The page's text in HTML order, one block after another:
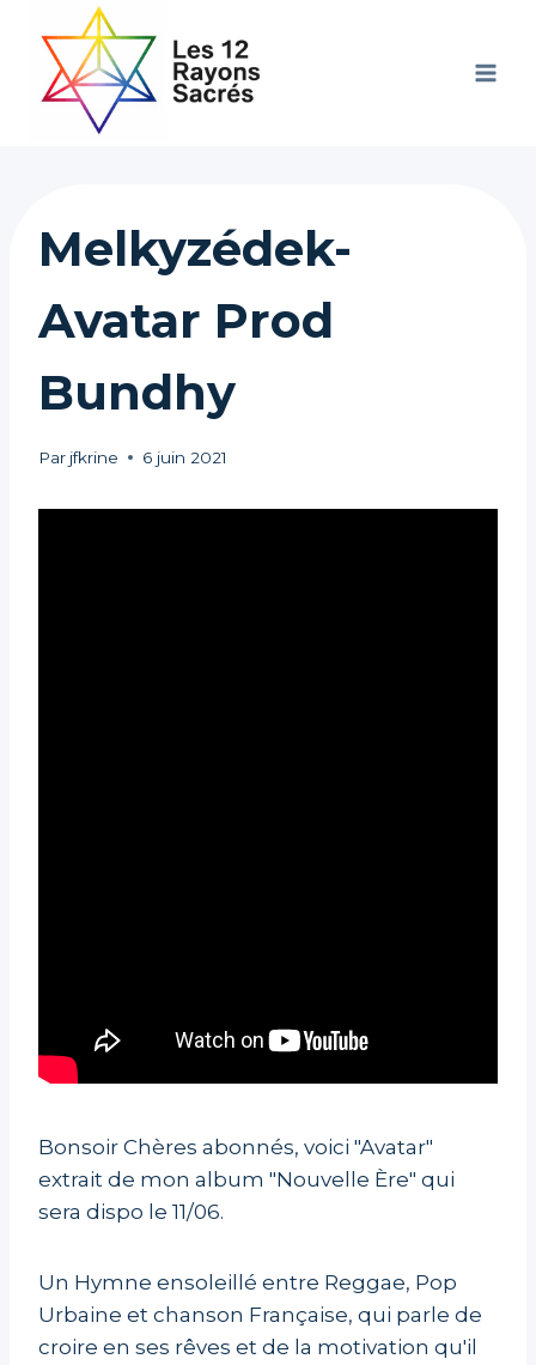
contenu
Melkyzédek-
Avatar Prod
Bundhy
Par jfkrine 6 juin 2021
Bonsoir Chères abonnés, voici "Avatar"
extrait de mon album "Nouvelle Ère" qui
sera dispo le 11/06.
Un Hymne ensoleillé entre Reggae, Pop
Urbaine et chanson Française, qui parle de
croire en ses rêves et de la motivation qu'il